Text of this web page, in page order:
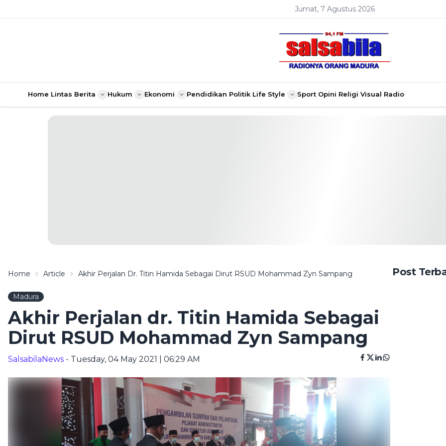
Jumat, 7 Agustus 2026
Home Lintas Berita Hukum Ekonomi Pendidikan Politik Life Style Sport Opini Religi Visual Radio
Home Article Akhir Perjalan Dr. Titin Hamida Sebagai Dirut RSUD Mohammad Zyn Sampang
Madura
Akhir Perjalan dr. Titin Hamida Sebagai
Dirut RSUD Mohammad Zyn Sampang
SalsabilaNews - Tuesday, 04 May 2021 | 06:29 AM
Post